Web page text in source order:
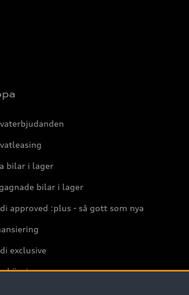
bilar i lager
bilar i lager
approved :plus - så gott som nya
exclusive